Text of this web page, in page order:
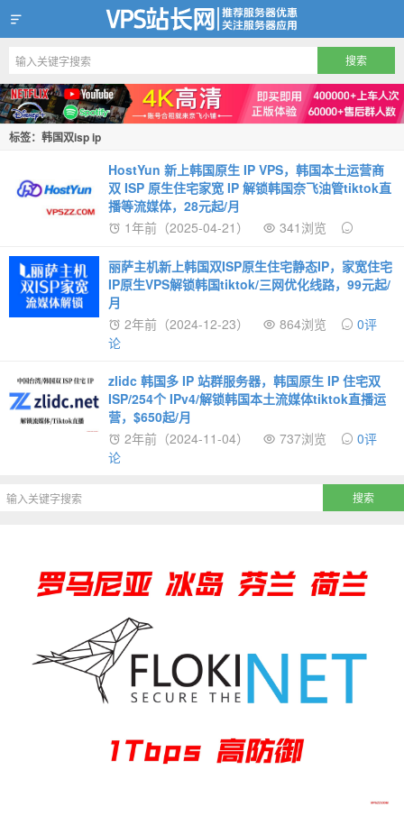
VPS站长网
标签：韩国双isp ip
HostYun 新上韩国原生 IP VPS，韩国本土运营商
双 ISP 原生住宅家宽 IP 解锁韩国奈飞油管tiktok直
播等流媒体，28元起/月
1年前（2025-04-21）
341浏览
丽萨主机新上韩国双ISP原生住宅静态IP，家宽住宅
IP原生VPS解锁韩国tiktok/三网优化线路，99元起/
月
2年前（2024-12-23）
864浏览
0评
论
zlidc 韩国多 IP 站群服务器，韩国原生 IP 住宅双
ISP/254个 IPv4/解锁韩国本土流媒体tiktok直播运
营，$650起/月
2年前（2024-11-04）
737浏览
0评
论